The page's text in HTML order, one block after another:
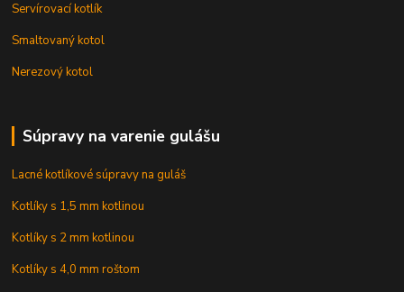
Servírovací kotlík
Smaltovaný kotol
Nerezový kotol
Súpravy na varenie gulášu
Lacné kotlíkové súpravy na guláš
Kotlíky s 1,5 mm kotlinou
Kotlíky s 2 mm kotlinou
Kotlíky s 4,0 mm roštom